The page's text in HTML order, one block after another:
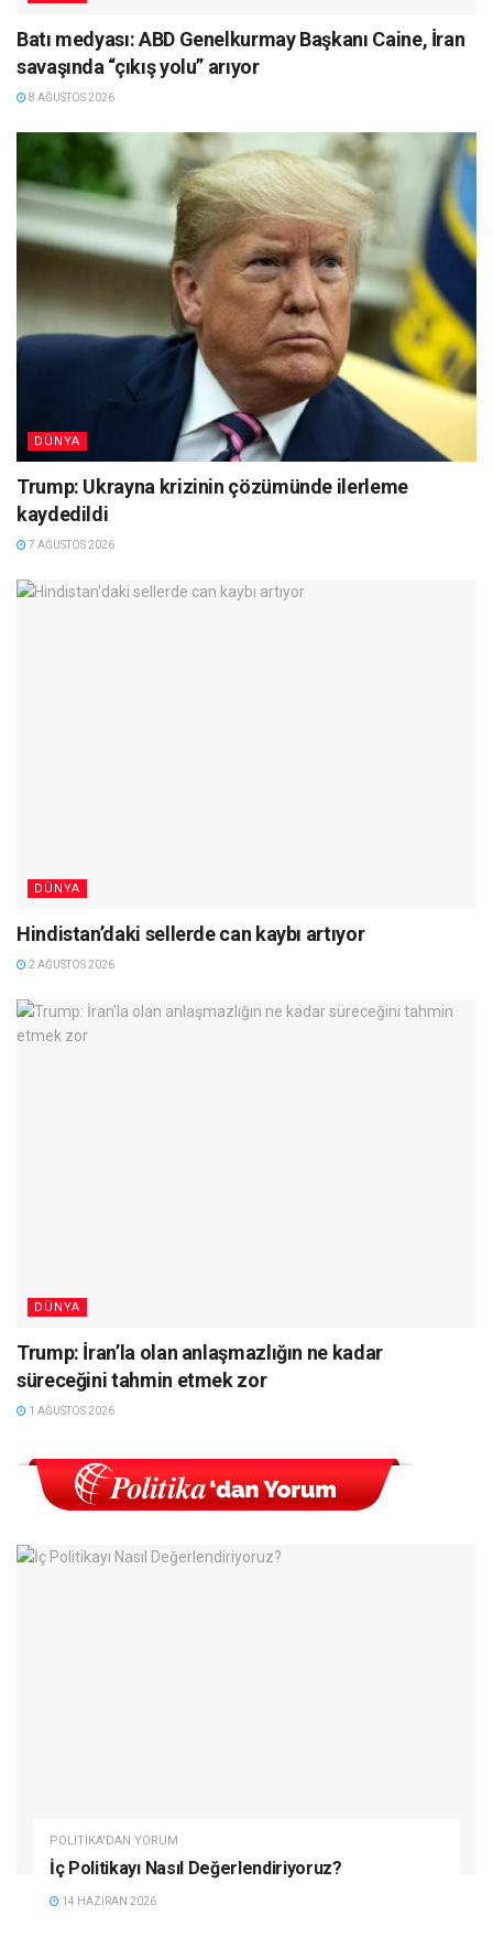
Batı medyası: ABD Genelkurmay Başkanı Caine, İran
savaşında “çıkış yolu” arıyor
8 AĞUSTOS 2026
DÜNYA
Trump: Ukrayna krizinin çözümünde ilerleme
kaydedildi
7 AĞUSTOS 2026
DÜNYA
Hindistan’daki sellerde can kaybı artıyor
2 AĞUSTOS 2026
DÜNYA
Trump: İran’la olan anlaşmazlığın ne kadar
süreceğini tahmin etmek zor
1 AĞUSTOS 2026
POLITIKA'DAN YORUM
İç Politikayı Nasıl Değerlendiriyoruz?
14 HAZIRAN 2026